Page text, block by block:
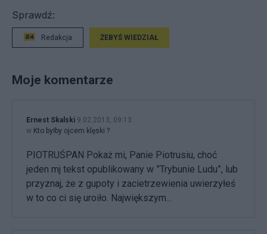
Sprawdź:
Redakcja ŻEBYŚ WIEDZIAŁ
Moje komentarze
Ernest Skalski 9.02.2013, 09:13
w Kto byłby ojcem klęski ?
PIOTRUŚPAN Pokaż mi, Panie Piotrusiu, choć
jeden mj tekst opublikowany w ”Trybunie Ludu”, lub
przyznaj, że z gupoty i zacietrzewienia uwierzyłeś
w to co ci się uroiło. Największym...